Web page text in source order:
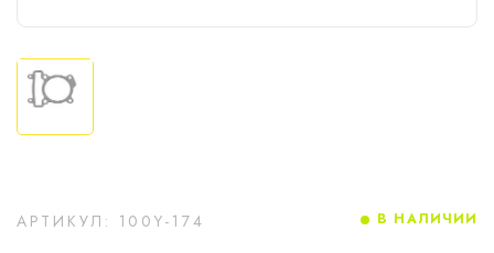
АРТИКУЛ: 100Y-174 В НАЛИЧИИ